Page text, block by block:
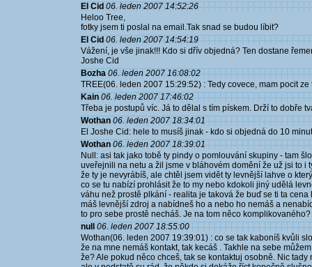
El Cid 06. leden 2007 14:52:26
Heloo Tree,
fotky jsem ti poslal na email.Tak snad se budou líbit?
El Cid 06. leden 2007 14:54:19
Vážení, je vše jinak!!! Kdo si dřív objedná? Ten dostane
Joshe Cid
Bozha 06. leden 2007 16:08:02
TREE(06. leden 2007 15:29:52) : Tedy covece, mam pocit
Kain 06. leden 2007 17:46:02
Třeba je postupů víc. Já to dělal s tím pískem. Drží to dobře
Wothan 06. leden 2007 18:34:01
El Joshe Cid: hele to musíš jinak - kdo si objedná do 10
Wothan 06. leden 2007 18:39:01
Null: asi tak jako tobě ty pindy o pomlouvání skupiny - tam
uveřejnili na netu a žil jsme v bláhovém domění že už jsi to i
že ty je nevyrábíš, ale chtěl jsem vidět ty levnější lahve o
co se tu nabízí prohlásit že to my nebo kdokoli jiný udělá
váhu než prostě plkání - realita je taková že buď se ti ta
máš levnější zdroj a nabídneš ho a nebo ho nemáš a
to pro sebe prostě necháš. Je na tom něco komplikovaného?
null 06. leden 2007 18:55:00
Wothan(06. leden 2007 19:39:01) : co se tak kaboníš kvůli
že na mne nemáš kontakt, tak kecáš . Takhle na sebe
že? Ale pokud něco chceš, tak se kontaktuj osobně. Nic